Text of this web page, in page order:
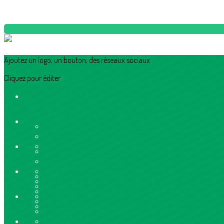
Ajoutez un logo, un bouton, des réseaux sociaux
Cliquez pour éditer